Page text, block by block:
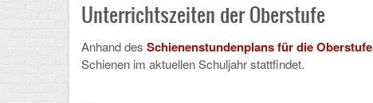
Unterrichtszeiten der Oberstufe
Anhand des Schienenstundenplans für die Oberstufe
Schienen im aktuellen Schuljahr stattfindet.